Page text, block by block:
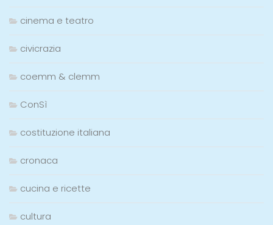
cinema e teatro
civicrazia
coemm & clemm
ConSì
costituzione italiana
cronaca
cucina e ricette
cultura